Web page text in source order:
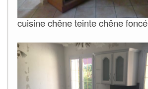
cuisine chêne teinte chêne foncé